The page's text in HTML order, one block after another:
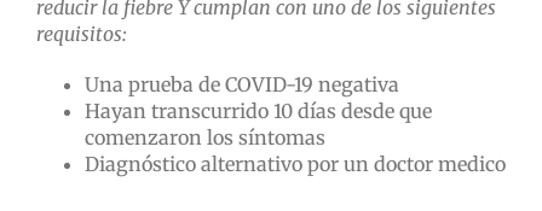
reducir la fiebre Y cumplan con uno de los siguientes
requisitos:
Una prueba de COVID-19 negativa
Hayan transcurrido 10 días desde que
comenzaron los síntomas
Diagnóstico alternativo por un doctor medico